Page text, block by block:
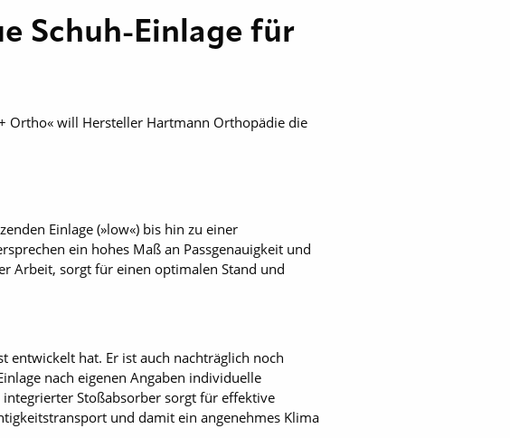
Schuh-Einlage für
Ortho« will Hersteller Hartmann Orthopädie die
Einlage (»low«) bis hin zu einer
ein hohes Maß an Passgenauigkeit und
Arbeit, sorgt für einen optimalen Stand und
entwickelt hat. Er ist auch nachträglich noch
nach eigenen Angaben individuelle
Stoßabsorber sorgt für effektive
und damit ein angenehmes Klima